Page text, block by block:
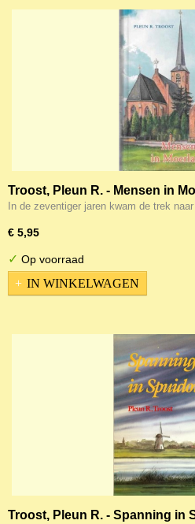
Troost, Pleun R. - Mensen in
In de zeventiger jaren kwam de trek
€ 5,95
✓ Op voorraad
IN WINKELWAGEN
Troost, Pleun R. - Spanning in